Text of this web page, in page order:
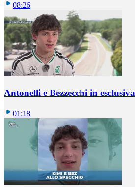
08:26
Antonelli e Bezzecchi in esclusiva
01:18